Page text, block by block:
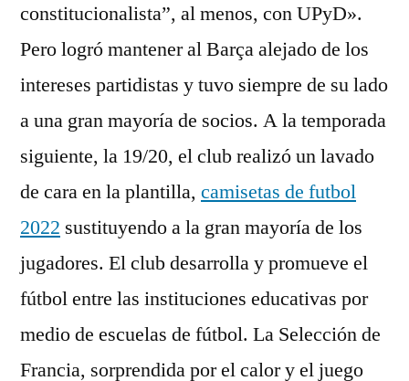
constitucionalista”, al menos, con UPyD».
Pero logró mantener al Barça alejado de los
intereses partidistas y tuvo siempre de su lado
a una gran mayoría de socios. A la temporada
siguiente, la 19/20, el club realizó un lavado
de cara en la plantilla, camisetas de futbol
2022 sustituyendo a la gran mayoría de los
jugadores. El club desarrolla y promueve el
fútbol entre las instituciones educativas por
medio de escuelas de fútbol. La Selección de
Francia, sorprendida por el calor y el juego